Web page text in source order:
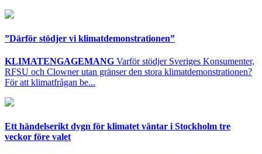
”Därför stödjer vi klimatdemonstrationen”
KLIMATENGAGEMANG Varför stödjer Sveriges Konsumenter,
RFSU och Clowner utan gränser den stora klimatdemonstrationen?
För att klimatfrågan be...
Ett händelserikt dygn för klimatet väntar i Stockholm tre
veckor före valet